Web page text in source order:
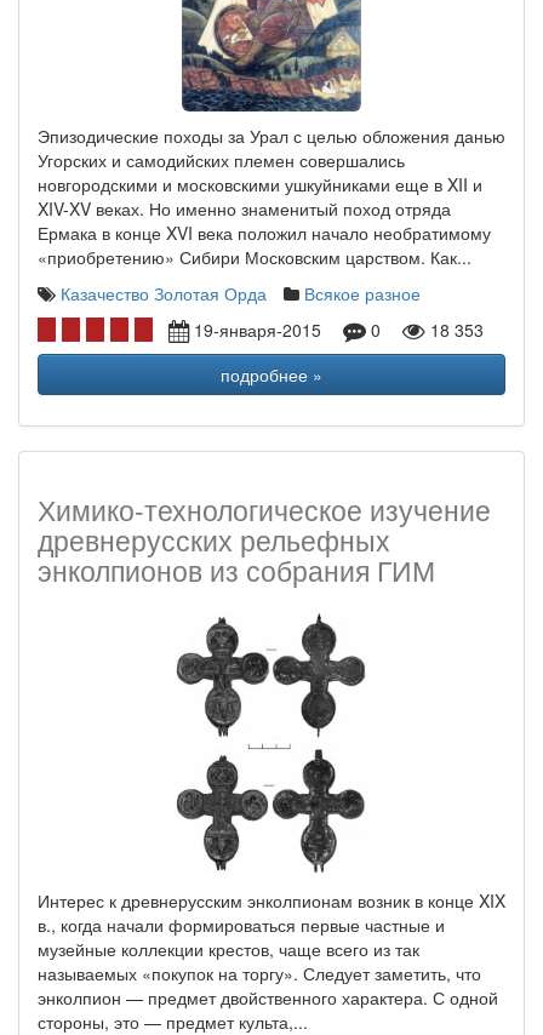
Эпизодические походы за Урал с целью обложения данью
Угорских и самодийских племен совершались
новгородскими и московскими ушкуйниками еще в XII и
XIV-XV веках. Но именно знаменитый поход отряда
Ермака в конце XVI века положил начало необратимому
«приобретению» Сибири Московским царством. Как...
Казачество Золотая Орда
Всякое разное
19-января-2015
0
18 353
подробнее »
Химико-технологическое изучение
древнерусских рельефных
энколпионов из собрания ГИМ
Интерес к древнерусским энколпионам возник в конце XIX
в., когда начали формироваться первые частные и
музейные коллекции крестов, чаще всего из так
называемых «покупок на торгу». Следует заметить, что
энколпион — предмет двойственного характера. С одной
стороны, это — предмет культа,...